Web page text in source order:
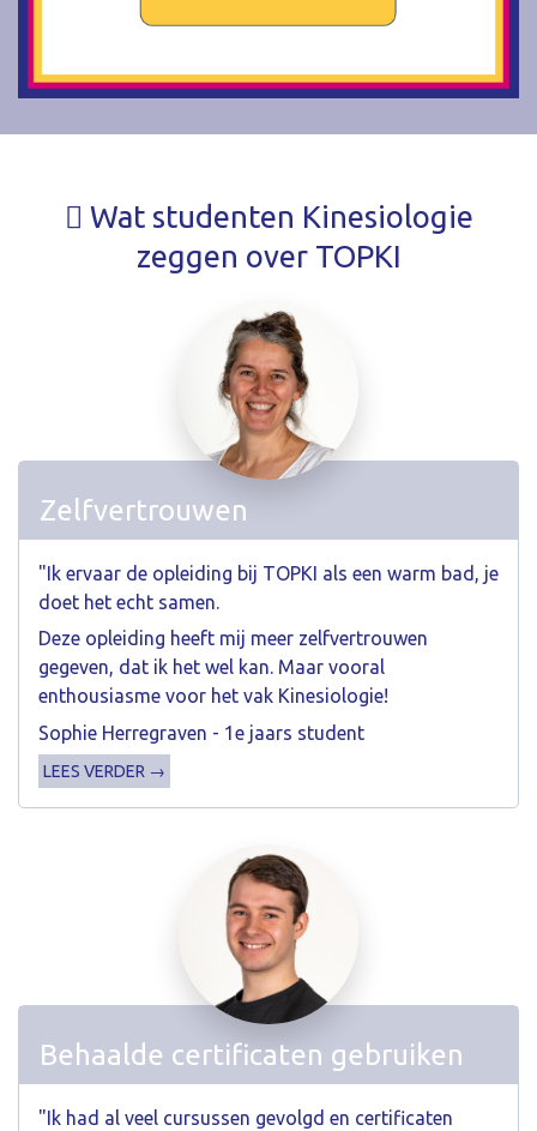
Wat studenten Kinesiologie
zeggen over TOPKI
Zelfvertrouwen
"Ik ervaar de opleiding bij TOPKI als een warm bad, je
doet het echt samen.
Deze opleiding heeft mij meer zelfvertrouwen
gegeven, dat ik het wel kan. Maar vooral
enthousiasme voor het vak Kinesiologie!
Sophie Herregraven - 1e jaars student
LEES VERDER →
Behaalde certificaten gebruiken
"Ik had al veel cursussen gevolgd en certificaten